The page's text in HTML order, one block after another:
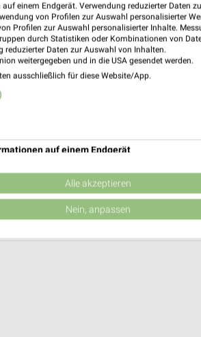
18:00 Uhr |
20:00 Uhr | Geöffnet
einem Endgerät. Verwendung reduzierter Daten
von Profilen zur Auswahl personalisierter
Profilen zur Auswahl personalisierter Inhalte.
durch Statistiken oder Kombinationen von
reduzierter Daten zur Auswahl von Inhalten.
weitergegeben und in die USA gesendet werden.
ausschließlich für diese Website/App.
auf einem Endgerät
von Werbeanzeigen
Werbung
Alle akzeptieren
Nein, anpassen